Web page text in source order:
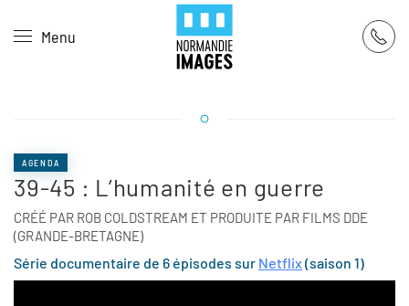
Skip to main content
Menu
AGENDA
39-45 : L’humanité en guerre
CRÉÉ PAR ROB COLDSTREAM ET PRODUITE PAR FILMS DDE
(GRANDE-BRETAGNE)
Série documentaire de 6 épisodes sur Netflix(saison 1)
Panneau de gestion des cookies